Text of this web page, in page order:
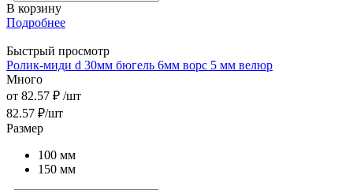
В корзину
Подробнее
Быстрый просмотр
Ролик-миди d 30мм бюгель 6мм ворс 5 мм велюр
Много
от 82.57 ₽ /шт
82.57 ₽/шт
Размер
100 мм
150 мм